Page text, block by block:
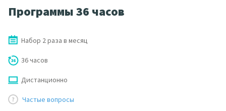
Программы 36 часов
Набор 2 раза в месяц
36 часов
Дистанционно
Частые вопросы